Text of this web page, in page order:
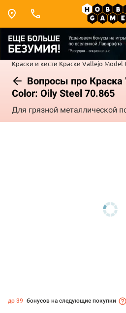
Краски и кисти Краски Vallejo Model
Вопросы про Краска
Color: Oily Steel 70.865
Для грязной металлической
до 39 бонусов на следующие покупки